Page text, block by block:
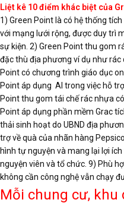
Liệt kê 10 điểm khác biệt của
1) Green Point là có hệ thống
với mạng lưới rộng, được duy trì
sự kiện. 2) Green Point thu gom
đặc thù địa phương ví dụ như rác
Point có chương trình giáo dục
Point áp dụng AI trong việc hỗ
Point thu gom tái chế rác nhựa
Point áp dụng phần mềm Grac
thải sinh hoạt do UBND địa
trợ về quà của nhãn hàng
hình tự nguyện và mang lại lợi
nguyện viên và tổ chức. 9) Phù
không cần công nghệ vẫn chạy
Mỗi chung cư,